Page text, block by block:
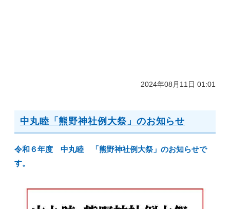
2024年08月11日 01:01
中丸睦「熊野神社例大祭」のお知らせ
令和６年度 中丸睦 「熊野神社例大祭」のお知らせで
す。